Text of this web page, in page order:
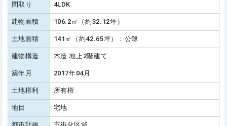
間取り 4LDK
建物面積 106.2㎡（約32.12坪）
土地面積 141㎡（約42.65坪）：公簿
建物構造 木造 地上2階建て
築年月 2017年04月
土地権利 所有権
地目 宅地